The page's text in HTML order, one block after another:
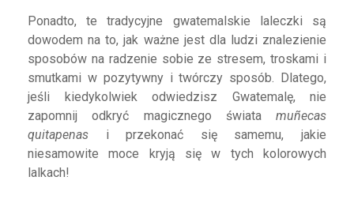
Ponadto, te tradycyjne gwatemalskie laleczki są
dowodem na to, jak ważne jest dla ludzi znalezienie
sposobów na radzenie sobie ze stresem, troskami i
smutkami w pozytywny i twórczy sposób. Dlatego,
jeśli kiedykolwiek odwiedzisz Gwatemalę, nie
zapomnij odkryć magicznego świata muñecas
quitapenas i przekonać się samemu, jakie
niesamowite moce kryją się w tych kolorowych
lalkach!